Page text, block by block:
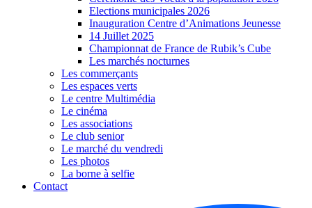
Elections municipales 2026
Inauguration Centre d’Animations Jeunesse
14 Juillet 2025
Championnat de France de Rubik’s Cube
Les marchés nocturnes
Les commerçants
Les espaces verts
Le centre Multimédia
Le cinéma
Les associations
Le club senior
Le marché du vendredi
Les photos
La borne à selfie
Contact